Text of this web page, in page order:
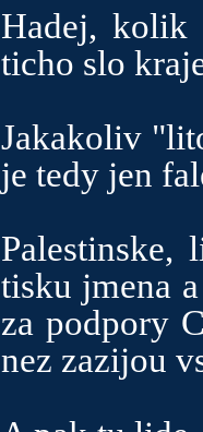
Hadej, kolik
ticho slo
Jakakoliv
je tedy jen
Palestinske,
tisku jmena
za podpory
nez zazijou